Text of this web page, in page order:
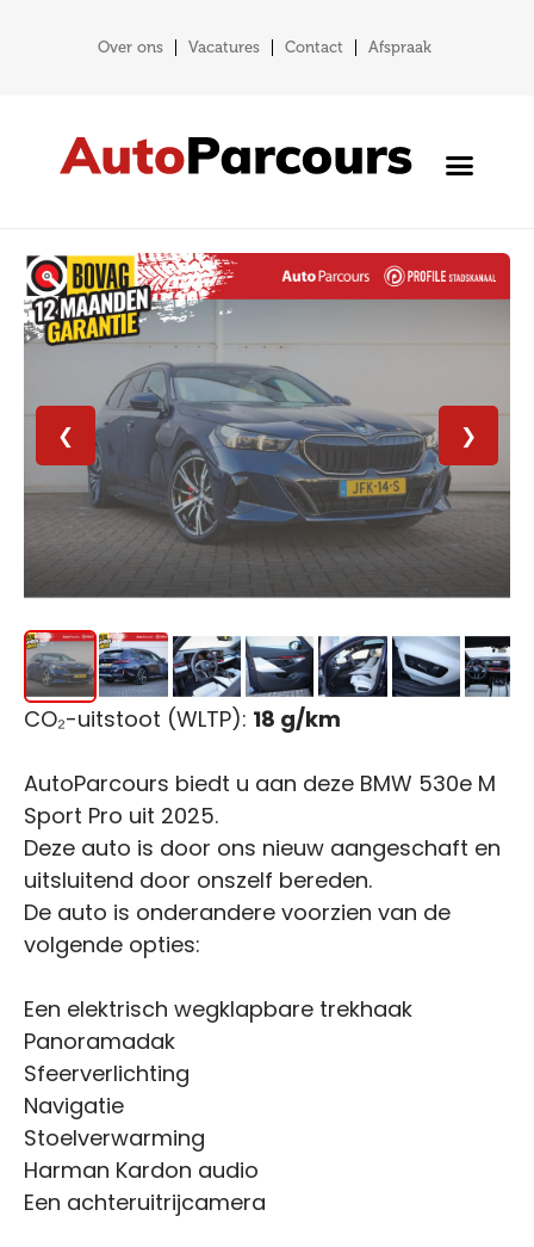
Over ons Vacatures Contact Afspraak
❮ ❯
CO₂-uitstoot (WLTP): 18 g/km
AutoParcours biedt u aan deze BMW 530e M
Sport Pro uit 2025.
Deze auto is door ons nieuw aangeschaft en
uitsluitend door onszelf bereden.
De auto is onderandere voorzien van de
volgende opties:
Een elektrisch wegklapbare trekhaak
Panoramadak
Sfeerverlichting
Navigatie
Stoelverwarming
Harman Kardon audio
Een achteruitrijcamera